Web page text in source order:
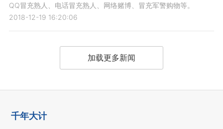
QQ冒充熟人、电话冒充熟人、网络赌博、冒充军警购物等。
2018-12-19 16:20:06
加载更多新闻
千年大计